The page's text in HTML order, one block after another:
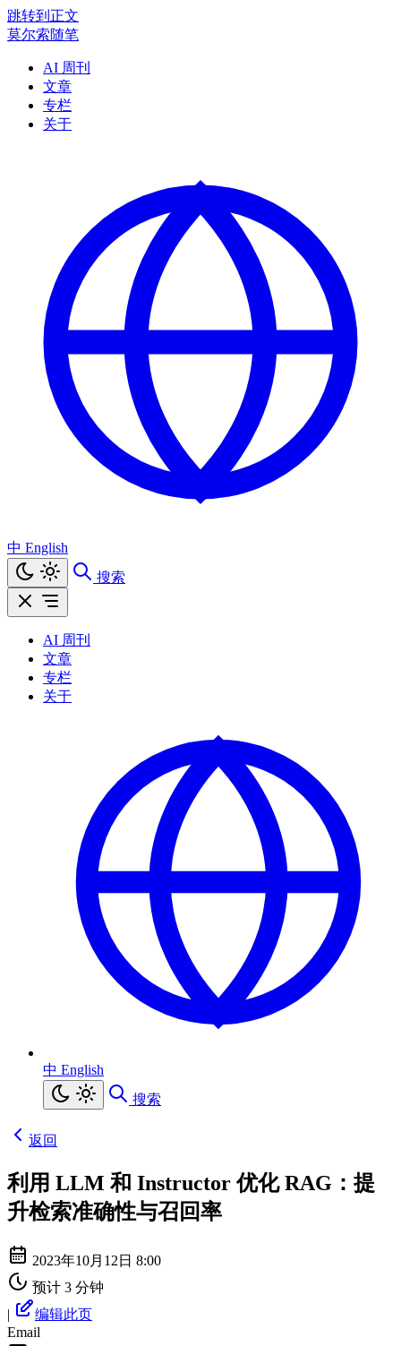
跳转到正文
莫尔索随笔
AI 周刊
文章
专栏
关于
中 English
搜索
AI 周刊
文章
专栏
关于
中 English
搜索
返回
利用 LLM 和 Instructor 优化 RAG：提
升检索准确性与召回率
2023年10月12日 8:00
预计 3 分钟
|
编辑此页
Email